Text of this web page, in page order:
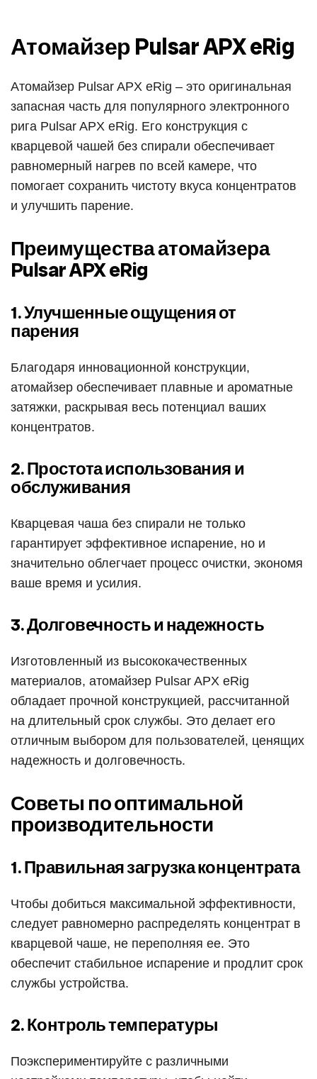
Атомайзер Pulsar APX eRig
Атомайзер Pulsar APX eRig – это оригинальная
запасная часть для популярного электронного
рига Pulsar APX eRig. Его конструкция с
кварцевой чашей без спирали обеспечивает
равномерный нагрев по всей камере, что
помогает сохранить чистоту вкуса концентратов
и улучшить парение.
Преимущества атомайзера
Pulsar APX eRig
1. Улучшенные ощущения от
парения
Благодаря инновационной конструкции,
атомайзер обеспечивает плавные и ароматные
затяжки, раскрывая весь потенциал ваших
концентратов.
2. Простота использования и
обслуживания
Кварцевая чаша без спирали не только
гарантирует эффективное испарение, но и
значительно облегчает процесс очистки, экономя
ваше время и усилия.
3. Долговечность и надежность
Изготовленный из высококачественных
материалов, атомайзер Pulsar APX eRig
обладает прочной конструкцией, рассчитанной
на длительный срок службы. Это делает его
отличным выбором для пользователей, ценящих
надежность и долговечность.
Советы по оптимальной
производительности
1. Правильная загрузка концентрата
Чтобы добиться максимальной эффективности,
следует равномерно распределять концентрат в
кварцевой чаше, не переполняя ее. Это
обеспечит стабильное испарение и продлит срок
службы устройства.
2. Контроль температуры
Поэкспериментируйте с различными